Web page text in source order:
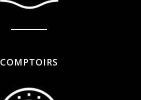
COMPTOIRS